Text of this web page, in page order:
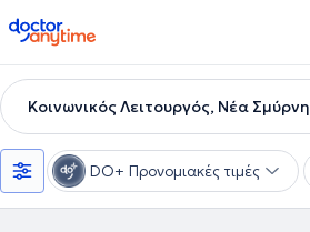
doctoranytime
Κοινωνικός Λειτουργός, Νέα Σμύρνη
DO+ Προνομιακές τιμές